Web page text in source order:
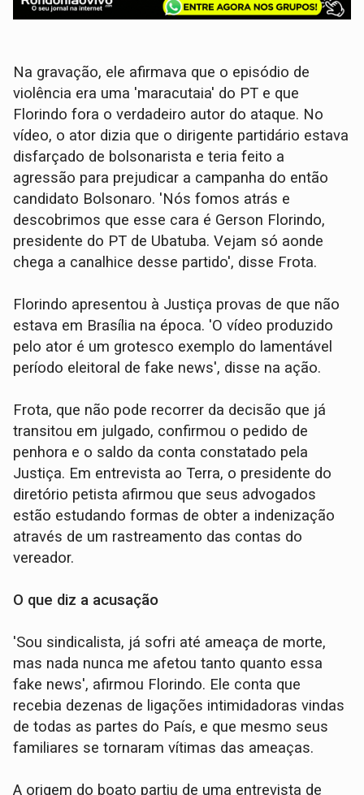
Na gravação, ele afirmava que o episódio de
violência era uma 'maracutaia' do PT e que
Florindo fora o verdadeiro autor do ataque. No
vídeo, o ator dizia que o dirigente partidário estava
disfarçado de bolsonarista e teria feito a
agressão para prejudicar a campanha do então
candidato Bolsonaro. 'Nós fomos atrás e
descobrimos que esse cara é Gerson Florindo,
presidente do PT de Ubatuba. Vejam só aonde
chega a canalhice desse partido', disse Frota.
Florindo apresentou à Justiça provas de que não
estava em Brasília na época. 'O vídeo produzido
pelo ator é um grotesco exemplo do lamentável
período eleitoral de fake news', disse na ação.
Frota, que não pode recorrer da decisão que já
transitou em julgado, confirmou o pedido de
penhora e o saldo da conta constatado pela
Justiça. Em entrevista ao Terra, o presidente do
diretório petista afirmou que seus advogados
estão estudando formas de obter a indenização
através de um rastreamento das contas do
vereador.
O que diz a acusação
'Sou sindicalista, já sofri até ameaça de morte,
mas nada nunca me afetou tanto quanto essa
fake news', afirmou Florindo. Ele conta que
recebia dezenas de ligações intimidadoras vindas
de todas as partes do País, e que mesmo seus
familiares se tornaram vítimas das ameaças.
A origem do boato partiu de uma entrevista de